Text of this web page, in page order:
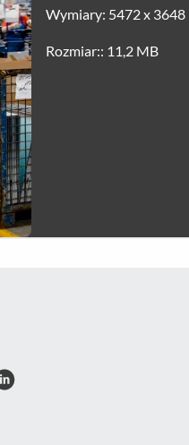
Wymiary: 5472 x 3648
Rozmiar:: 11,2 MB